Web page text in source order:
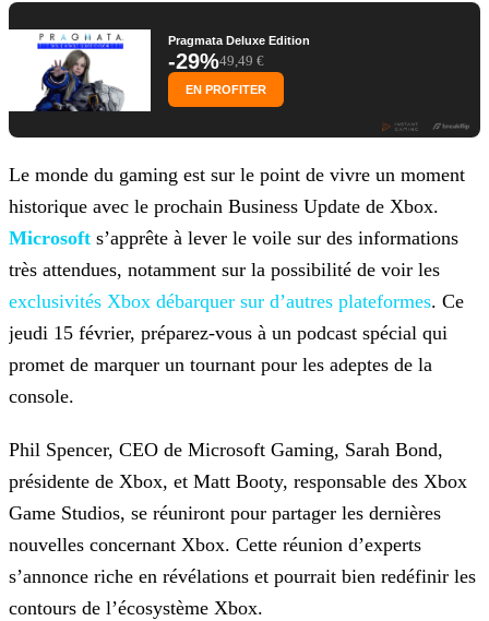
Pragmata Deluxe Edition
-29%49,49 €
EN PROFITER
Le monde du gaming est sur le point de vivre un moment
historique avec le prochain Business Update de Xbox.
Microsoft s’apprête à lever le voile sur des informations
très attendues, notamment sur la possibilité de voir les
exclusivités Xbox débarquer sur d’autres plateformes. Ce
jeudi 15 février, préparez-vous à un podcast spécial qui
promet de marquer un tournant pour les adeptes de la
console.
Phil Spencer, CEO de Microsoft Gaming, Sarah Bond,
présidente de Xbox, et Matt Booty, responsable des Xbox
Game Studios, se réuniront pour partager les dernières
nouvelles concernant Xbox. Cette réunion d’experts
s’annonce riche en révélations et pourrait bien redéfinir les
contours de l’écosystème Xbox.